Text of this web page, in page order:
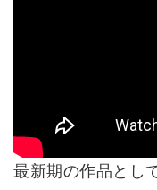
最新期の作品とし